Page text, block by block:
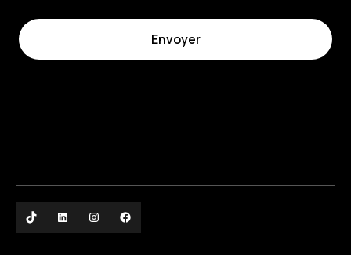
Cabinet d'Orthodontie Esthétique